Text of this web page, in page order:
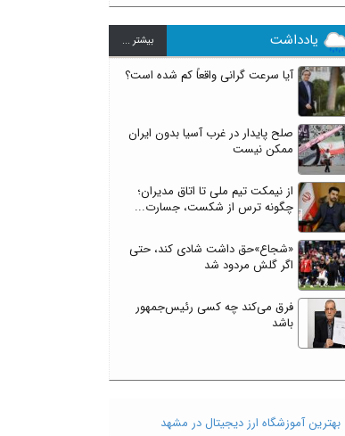
یادداشت بيشتر ...
آیا سرعت گرانی واقعاً کم شده است؟
صلح پایدار در غرب آسیا بدون ایران
ممکن نیست
از نیمکت تیم ملی تا اتاق مدیران؛
چگونه ترس از شکست، جسارت...
«شجاع»حق داشت شادی کند، حتی
اگر گلش مردود شد
فرق می‌کند چه کسی رئیس‌جمهور
باشد
بهترین آموزشگاه ارز دیجیتال در مشهد